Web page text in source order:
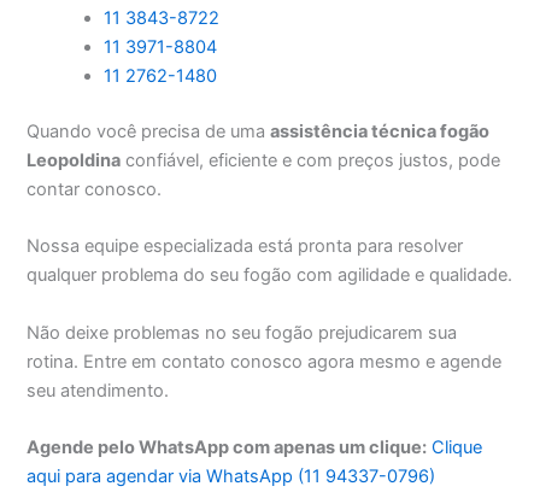
11 3843-8722
11 3971-8804
11 2762-1480
Quando você precisa de umaassistência técnica fogão
Leopoldina confiável, eficiente e com preços justos, pode
contar conosco.
Nossa equipe especializada está pronta para resolver
qualquer problema do seu fogão com agilidade e qualidade.
Não deixe problemas no seu fogão prejudicarem sua
rotina. Entre em contato conosco agora mesmo e agende
seu atendimento.
Agende pelo WhatsApp com apenas um clique: Clique
aqui para agendar via WhatsApp (11 94337-0796)